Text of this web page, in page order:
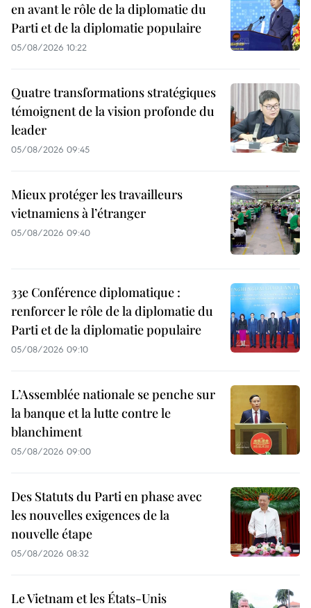
en avant le rôle de la diplomatie du
Parti et de la diplomatie populaire
05/08/2026 10:22
Quatre transformations stratégiques
témoignent de la vision profonde du
leader
05/08/2026 09:45
Mieux protéger les travailleurs
vietnamiens à l’étranger
05/08/2026 09:40
33e Conférence diplomatique :
renforcer le rôle de la diplomatie du
Parti et de la diplomatie populaire
05/08/2026 09:10
L’Assemblée nationale se penche sur
la banque et la lutte contre le
blanchiment
05/08/2026 09:00
Des Statuts du Parti en phase avec
les nouvelles exigences de la
nouvelle étape
05/08/2026 08:32
Le Vietnam et les États-Unis